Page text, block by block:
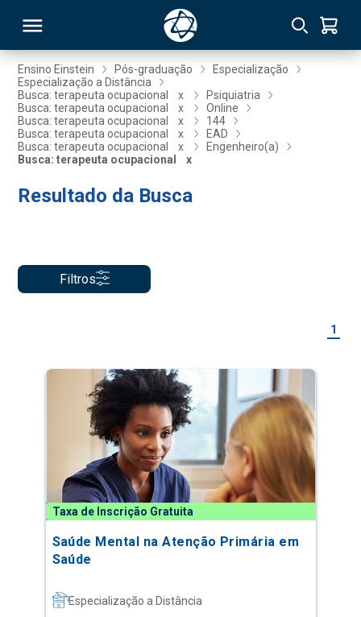
Ensino Einstein Pós-graduação
Especialização
Especialização a Distância
Busca: terapeuta ocupacional
x
Psiquiatria
Busca: terapeuta ocupacional
x
Online
Busca: terapeuta ocupacional
x
144
Busca: terapeuta ocupacional
x
EAD
Busca: terapeuta ocupacional
x
Engenheiro(a)
Busca: terapeuta ocupacional
x
Resultado da Busca
Filtros
1
Taxa de Inscrição Gratuita
Saúde Mental na Atenção Primária em
Saúde
Especialização a Distância